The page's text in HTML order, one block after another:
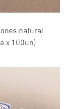
natural
x 100un)